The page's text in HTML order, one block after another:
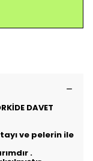
DAVET
ve pelerin ile
.